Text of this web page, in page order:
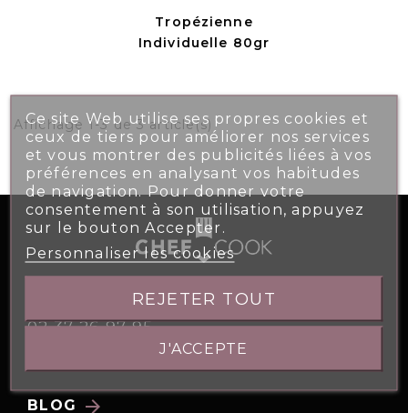
Tropézienne
Individuelle 80gr
Affichage 1-3 de 3 article(s)
5, Allée des Atlantes 28000 CHARTRES
02 37 26 97 95
BLOG arrow_forward
Ce site Web utilise ses propres cookies et
ceux de tiers pour améliorer nos services
et vous montrer des publicités liées à vos
préférences en analysant vos habitudes
de navigation. Pour donner votre
consentement à son utilisation, appuyez
sur le bouton Accepter.
Personnaliser les cookies
REJETER TOUT
J'ACCEPTE